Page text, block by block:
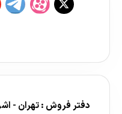
دفتر فروش : تهران -